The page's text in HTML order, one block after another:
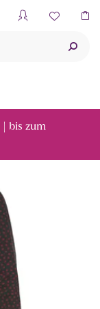
| bis zum